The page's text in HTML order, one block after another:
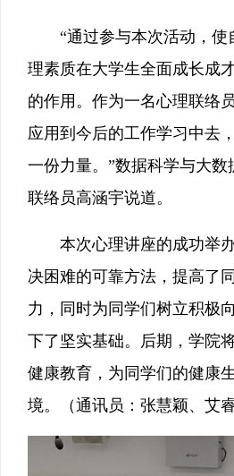
“通过参与本次活动，
理素质在大学生全面成长成
的作用。作为一名心理联络
应用到今后的工作学习中去
一份力量。”数据科学与大数
联络员高涵宇说道。
本次心理讲座的成功举
决困难的可靠方法，提高了
力，同时为同学们树立积极
下了坚实基础。后期，学院
健康教育，为同学们的健康
境。（通讯员：张慧颖、艾睿